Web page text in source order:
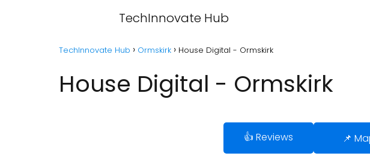
TechInnovate Hub
TechInnovate Hub Ormskirk House Digital - Ormskirk
House Digital - Ormskirk
👍 Reviews 📌